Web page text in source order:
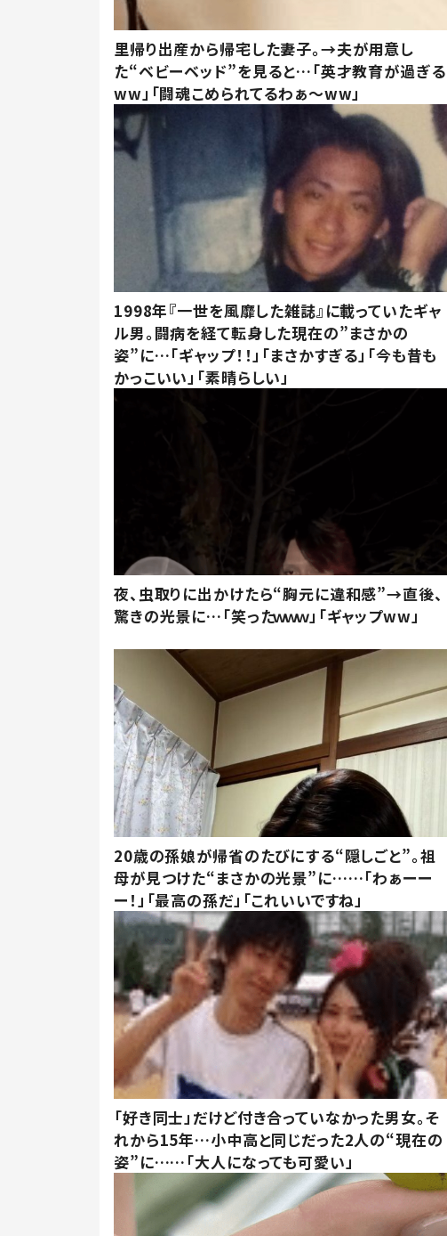
里帰り出産から帰宅した妻子。→夫が用意し
た“ベビーベッド”を見ると…「英才教育が過ぎる
ww」「闘魂こめられてるわぁ～ww」
1998年『一世を風靡した雑誌』に載っていたギャ
ル男。闘病を経て転身した現在の”まさかの
姿”に…「ギャップ！！」「まさかすぎる」「今も昔も
かっこいい」「素晴らしい」
夜、虫取りに出かけたら“胸元に違和感”→直後、
驚きの光景に…「笑ったｗｗｗ」「ギャップww」
20歳の孫娘が帰省のたびにする“隠しごと”。祖
母が見つけた“まさかの光景”に……「わぁーー
ー！」「最高の孫だ」「これいいですね」
「好き同士」だけど付き合っていなかった男女。そ
れから15年…小中高と同じだった2人の“現在の
姿”に……「大人になっても可愛い」